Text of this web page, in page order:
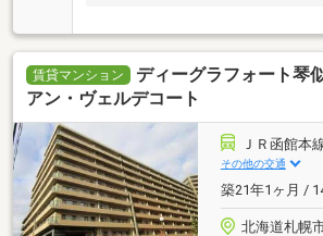
賃貸マンション
ディーグラフォート琴
アン・ヴェルデコート
ＪＲ函館本
その他の交通
築21年1ヶ月 /
北海道札幌